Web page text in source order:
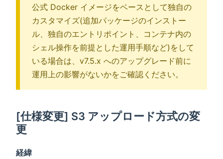
公式 Docker イメージをベースとして独自の
カスタマイズ(追加パッケージのインストー
ル、独自のエントリポイント、コンテナ内の
シェル操作を前提とした運用手順など)をして
いる場合は、v7.5.x へのアップグレード前に
運用上の影響がないかをご確認ください。
[仕様変更] S3 アップロード方式の変
更
経緯